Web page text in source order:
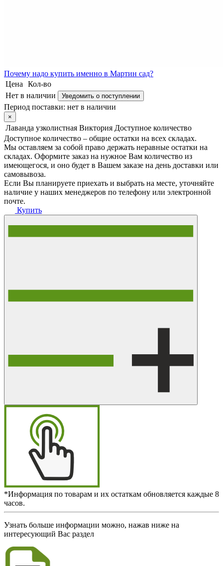
Почему надо купить именно в Мартин сад?
Цена
Кол-во
Нет в наличии
Уведомить о поступлении
Период поставки: нет в наличии
×
Лаванда узколистная Виктория Доступное количество
Доступное количество – общие остатки на всех складах.
Мы оставляем за собой право держать неравные остатки на
складах. Оформите заказ на нужное Вам количество из
имеющегося, и оно будет в Вашем заказе на день доставки или
самовывоза.
Если Вы планируете приехать и выбрать на месте, уточняйте
наличие у наших менеджеров по телефону или электронной
почте.
Купить
*Информация по товарам и их остаткам обновляется каждые 8
часов.
Узнать больше информации можно, нажав ниже на
интересующий Вас раздел